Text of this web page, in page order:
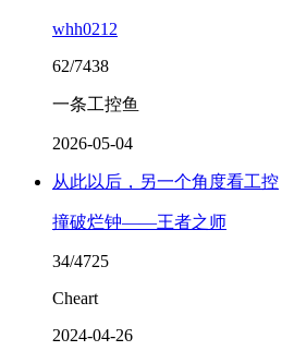
whh0212
62/7438
一条工控鱼
2026-05-04
从此以后，另一个角度看工控
撞破烂钟——王者之师
34/4725
Cheart
2024-04-26